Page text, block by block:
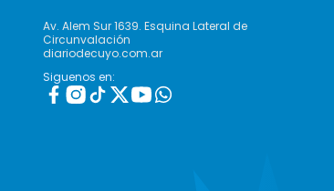
Av. Alem Sur 1639. Esquina Lateral de
Circunvalación
diariodecuyo.com.ar
Siguenos en: